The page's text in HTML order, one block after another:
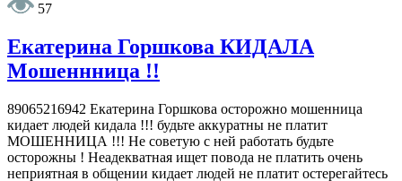
57
Екатерина Горшкова КИДАЛА
Мошеннница !!
89065216942 Екатерина Горшкова осторожно мошенница
кидает людей кидала !!! будьте аккуратны не платит
МОШЕННИЦА !!! Не советую с ней работать будьте
осторожны ! Неадекватная ищет повода не платить очень
неприятная в общении кидает людей не платит остерегайтесь